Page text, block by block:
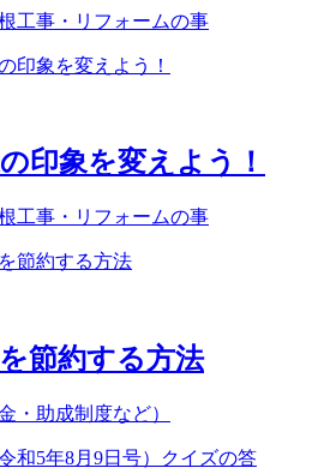
工事・リフォームの事
印象を変えよう！
工事・リフォームの事
節約する方法
・助成制度など）